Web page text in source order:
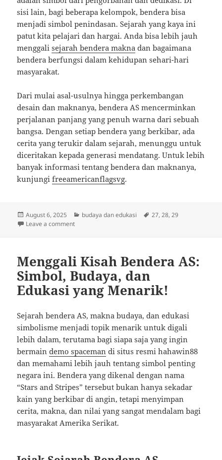
sisi lain, bagi beberapa kelompok, bendera bisa
menjadi simbol penindasan. Sejarah yang kaya ini
patut kita pelajari dan hargai. Anda bisa lebih jauh
menggalisejarah bendera makna dan bagaimana
bendera berfungsi dalam kehidupan sehari-hari
masyarakat.
Dari mulai asal-usulnya hingga perkembangan
desain dan maknanya, bendera AS mencerminkan
perjalanan panjang yang penuh warna dari sebuah
bangsa. Dengan setiap bendera yang berkibar, ada
cerita yang terukir dalam sejarah, menunggu untuk
diceritakan kepada generasi mendatang. Untuk lebih
banyak informasi tentang bendera dan maknanya,
kunjungifreeamericanflagsvg.
Posted
on
August 6, 2025 Categories
budaya dan edukasi Tags
27,28,29
Leave a commenton Warna-warni Sejarah Bendera AS: Makna dan
Menggali Kisah Bendera AS:
Simbol, Budaya, dan
Edukasi yang Menarik!
Sejarah bendera AS, makna budaya, dan edukasi
simbolisme menjadi topik menarik untuk digali
lebih dalam, terutama bagi siapa saja yang ingin
bermaindemo spaceman di situs resmi hahawin88
dan memahami lebih jauh tentang simbol penting
negara ini. Bendera yang dikenal dengan nama
“Stars and Stripes” tersebut bukan hanya sekadar
kain yang berkibar di angin, tetapi menyimpan
cerita, makna, dan nilai yang sangat mendalam bagi
masyarakat Amerika Serikat.